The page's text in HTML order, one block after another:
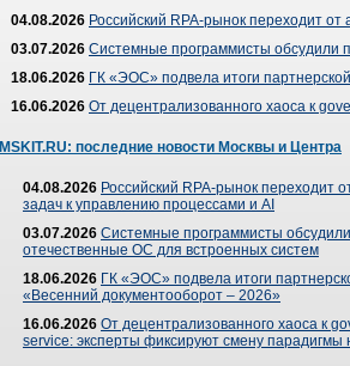
04.08.2026 Российский RPA-рынок переходит
03.07.2026 Системные программисты обсудили
18.06.2026 ГК «ЭОС» подвела итоги
16.06.2026 От децентрализованного хаоса к
MSKIT.RU: последние новости Москвы и Центра
04.08.2026 Российский RPA-рынок переходит
задач к управлению процессами и AI
03.07.2026 Системные программисты
отечественные ОС для встроенных систем
18.06.2026 ГК «ЭОС» подвела итоги
«Весенний документооборот – 2026»
16.06.2026 От децентрализованного хаоса к
service: эксперты фиксируют смену парадигмы